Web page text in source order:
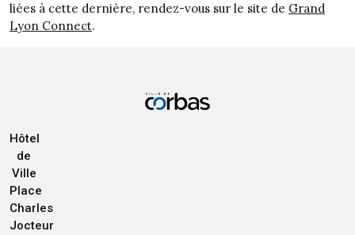
liées à cette dernière, rendez-vous sur le site de Grand
Lyon Connect.
Hôtel
de
Ville
Place
Charles
Jocteur